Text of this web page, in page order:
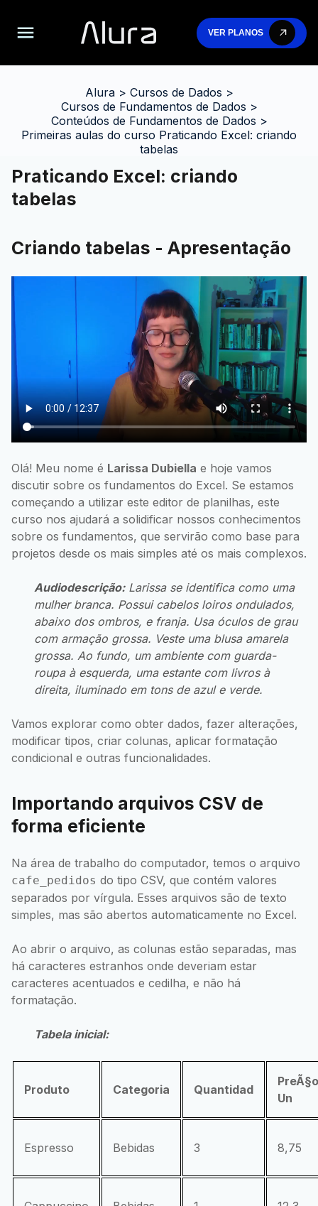
VER PLANOS
Alura> Cursos de Dados >
Cursos de Fundamentos de Dados >
Conteúdos de Fundamentos de Dados >
Primeiras aulas do curso Praticando Excel: criando
tabelas
Praticando Excel: criando
tabelas
Criando tabelas - Apresentação
Olá! Meu nome é Larissa Dubiella e hoje vamos
discutir sobre os fundamentos do Excel. Se estamos
começando a utilizar este editor de planilhas, este
curso nos ajudará a solidificar nossos conhecimentos
sobre os fundamentos, que servirão como base para
projetos desde os mais simples até os mais complexos.
Audiodescrição:Larissa se identifica como uma
mulher branca. Possui cabelos loiros ondulados,
abaixo dos ombros, e franja. Usa óculos de grau
com armação grossa. Veste uma blusa amarela
grossa. Ao fundo, um ambiente com guarda-
roupa à esquerda, uma estante com livros à
direita, iluminado em tons de azul e verde.
Vamos explorar como obter dados, fazer alterações,
modificar tipos, criar colunas, aplicar formatação
condicional e outras funcionalidades.
Importando arquivos CSV de
forma eficiente
Na área de trabalho do computador, temos o arquivo
cafe_pedidos do tipo CSV, que contém valores
separados por vírgula. Esses arquivos são de texto
simples, mas são abertos automaticamente no Excel.
Ao abrir o arquivo, as colunas estão separadas, mas
há caracteres estranhos onde deveriam estar
caracteres acentuados e cedilha, e não há
formatação.
Tabela inicial:
Produto Categoria Quantidad
PreÃ§o
Un
Espresso Bebidas 3 8,75